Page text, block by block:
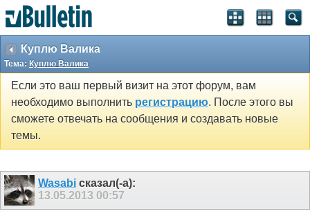
Куплю Валика
Тема: Куплю Валика
Если это ваш первый визит на этот форум, вам
необходимо выполнить регистрацию. После этого вы
сможете отвечать на сообщения и создавать новые
темы.
Wasabi сказал(-а):
13.05.2013 00:57